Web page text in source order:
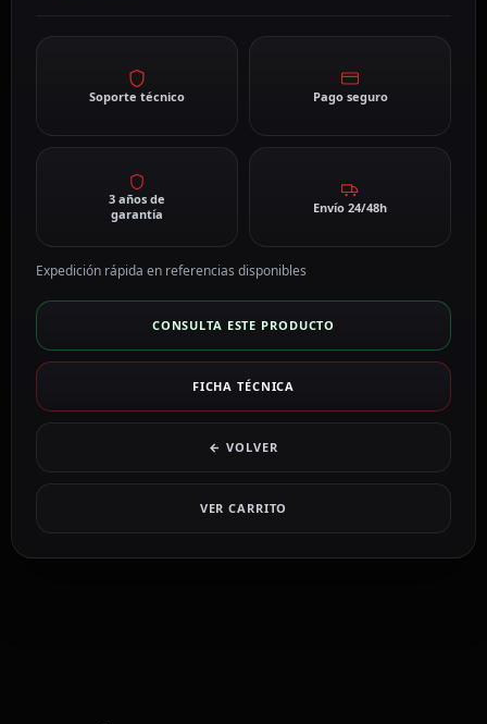
Soporte técnico Pago seguro
3 años de
garantía
Envío 24/48h
Expedición rápida en referencias disponibles
CONSULTA ESTE PRODUCTO
FICHA TÉCNICA
← VOLVER
VER CARRITO